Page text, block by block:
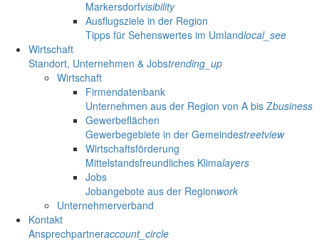
Markersdorfvisibility
Ausflugsziele in der Region
Tipps für Sehenswertes im Umlandlocal_see
Wirtschaft
Standort, Unternehmen & Jobstrending_up
Wirtschaft
Firmendatenbank
Unternehmen aus der Region von A bis Zbusiness
Gewerbeflächen
Gewerbegebiete in der Gemeindestreetview
Wirtschaftsförderung
Mittelstandsfreundliches Klimalayers
Jobs
Jobangebote aus der Regionwork
Unternehmerverband
Kontakt
Ansprechpartneraccount_circle